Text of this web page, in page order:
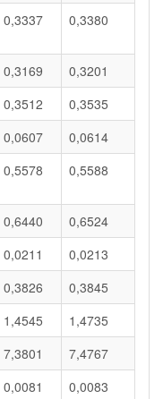
0,3337 0,3380
0,3169
0,3201
0,3512
0,3535
0,0607
0,0614
0,5578 0,5588
0,6440
0,6524
0,0211
0,0213
0,3826
0,3845
1,4545
1,4735
7,3801
7,4767
0,0081 0,0083